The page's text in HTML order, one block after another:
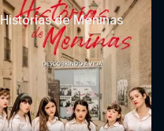
Histórias de Meninas